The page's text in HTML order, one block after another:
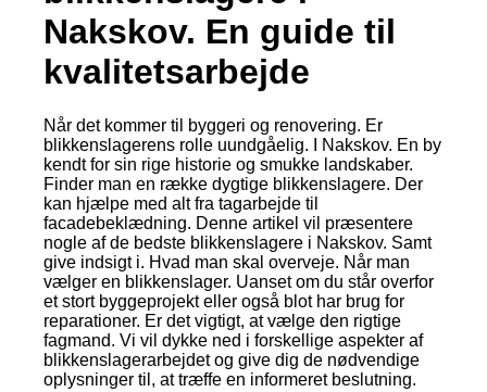
Nakskov. En guide til
kvalitetsarbejde
Når det kommer til byggeri og renovering. Er
blikkenslagerens rolle uundgåelig. I Nakskov. En by
kendt for sin rige historie og smukke landskaber.
Finder man en række dygtige blikkenslagere. Der
kan hjælpe med alt fra tagarbejde til
facadebeklædning. Denne artikel vil præsentere
nogle af de bedste blikkenslagere i Nakskov. Samt
give indsigt i. Hvad man skal overveje. Når man
vælger en blikkenslager. Uanset om du står overfor
et stort byggeprojekt eller også blot har brug for
reparationer. Er det vigtigt, at vælge den rigtige
fagmand. Vi vil dykke ned i forskellige aspekter af
blikkenslagerarbejdet og give dig de nødvendige
oplysninger til, at træffe en informeret beslutning.